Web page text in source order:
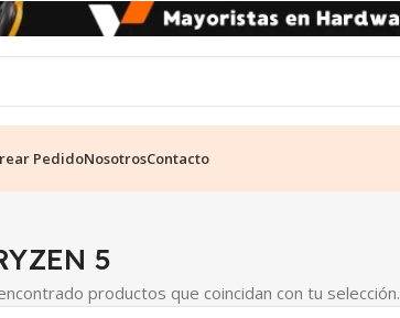
PedidoNosotrosContacto
5
productos que coincidan con tu selección.